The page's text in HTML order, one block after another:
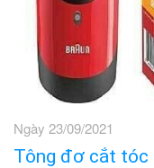
Ngày 23/09/2021
Tông đơ cắt tóc